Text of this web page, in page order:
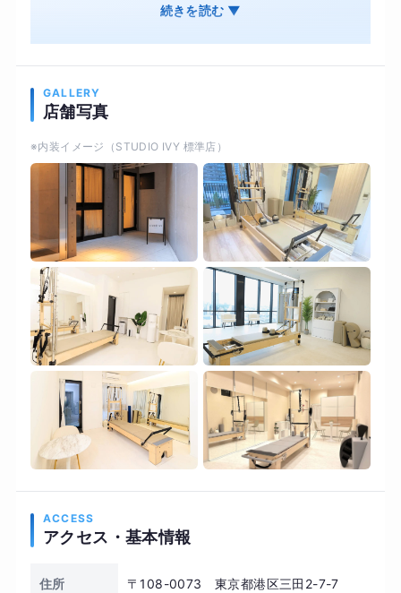
ています。 インストラクターとのマンツーマンレ
ら引き締める、理想のボディラインを実現！ピラ
層部にあるインナーマッスルに的確にアプロー
チ。 ・肩こりや腰痛に効果的にアプローチ。猫背
や反り腰といった姿勢の乱れが自然と整っていき
ます。 ・初心者の方でも、簡単にエクササイズ！
運動が苦手な方や初めての方でも安心して始めら
れるよう、一人ひとりの体力や目的に合わせて無
理のない負荷設定とワーク内容をご提案します。
続きを読む ▼
GALLERY
店舗写真
※内装イメージ（STUDIO IVY 標準店）
ACCESS
アクセス・基本情報
住所
〒108-0073 東京都港区三田2-7-7